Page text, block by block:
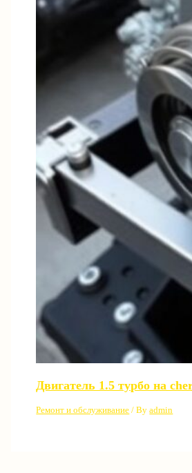
Двигатель 1.5 турбо на
Ремонт и обслуживание / Byadmin